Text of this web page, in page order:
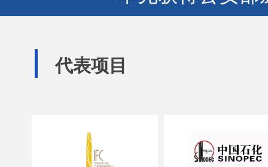
率先获得政府认定
率先引进并运用
代表项目